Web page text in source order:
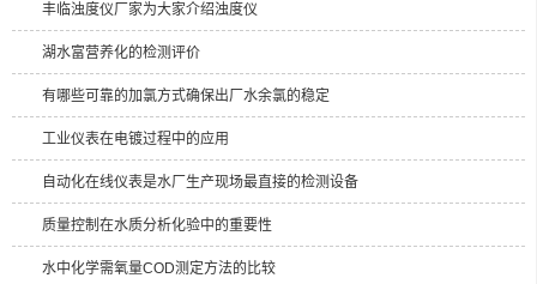
丰临浊度仪厂家为大家介绍浊度仪
湖水富营养化的检测评价
有哪些可靠的加氯方式确保出厂水余氯的稳定
工业仪表在电镀过程中的应用
自动化在线仪表是水厂生产现场最直接的检测设备
质量控制在水质分析化验中的重要性
水中化学需氧量COD测定方法的比较